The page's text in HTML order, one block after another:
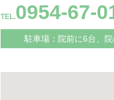
TEL.0954-67-
駐車場：院前に6台、